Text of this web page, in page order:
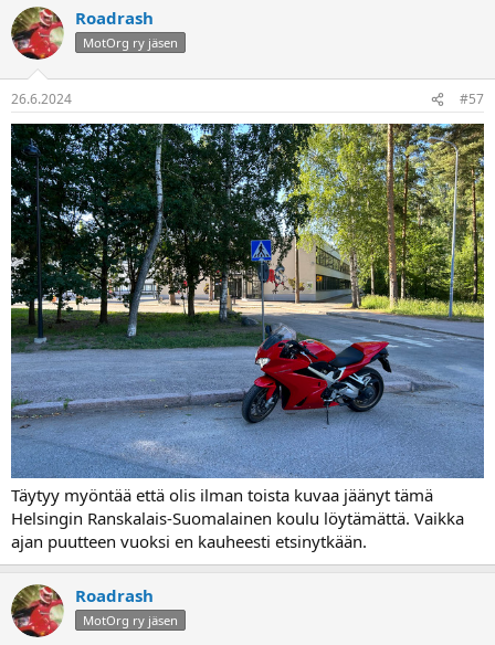
Roadrash
MotOrg ry jäsen
26.6.2024 #57
Täytyy myöntää että olis ilman toista kuvaa jäänyt tämä
Helsingin Ranskalais-Suomalainen koulu löytämättä. Vaikka
ajan puutteen vuoksi en kauheesti etsinytkään.
Roadrash
MotOrg ry jäsen